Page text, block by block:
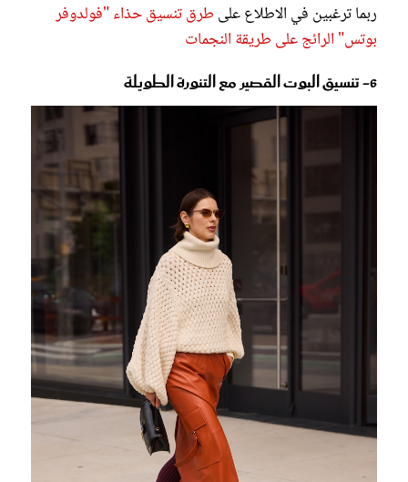
ربما ترغبين في الاطلاع على طرق تنسيق حذاء "فولدوفر
بوتس" الرائج على طريقة النجمات
6- تنسيق البوت القصير مع التنورة الطويلة